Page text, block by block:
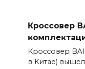
Кроссовер
Кроссовер
в Китае) вышел